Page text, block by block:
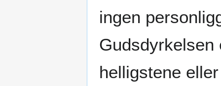
ingen
helligstene